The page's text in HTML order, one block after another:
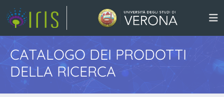
CATALOGO DEI PRODOTTI
DELLA RICERCA